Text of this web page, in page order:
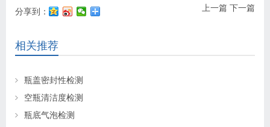
上一篇 下一篇
分享到：
相关推荐
瓶盖密封性检测
空瓶清洁度检测
瓶底气泡检测